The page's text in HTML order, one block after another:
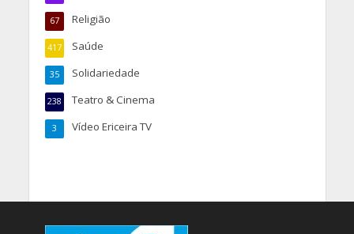
Religião
67
Saúde
417
Solidariedade
35
Teatro & Cinema
238
Vídeo Ericeira TV
3